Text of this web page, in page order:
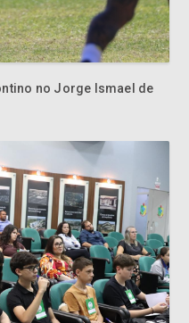
no Jorge Ismael de